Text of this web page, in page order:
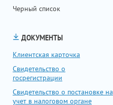
Черный список
ДОКУМЕНТЫ
Клиентская карточка
Свидетельство о
госрегистрации
Свидетельство о постановке на
учет в налоговом органе